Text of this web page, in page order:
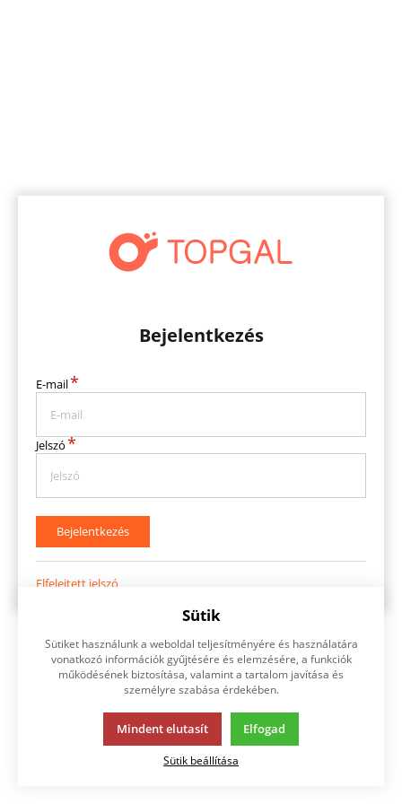
Bejelentkezés
E-mail*
Jelszó*
Bejelentkezés
Elfelejtett jelszó
Sütik
Sütiket használunk a weboldal teljesítményére és használatára
vonatkozó információk gyűjtésére és elemzésére, a funkciók
működésének biztosítása, valamint a tartalom javítása és
személyre szabása érdekében.
Mindent elutasít Elfogad
Sütik beállítása